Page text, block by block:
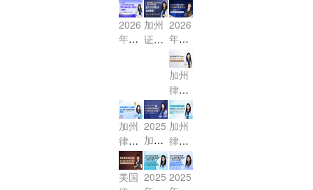
- 联
邦法
MBE
热进
行中-
MBE
验课
热进
行中
- MB
E合
同法
限时
体验
课！
月US
BAR
冲刺
班火
E民
诉法
限时
体验
课！
月US
BAR
冲刺
班开
制你
还有
4次
机
会！
月US
BAR
终极
冲
刺，
最后
2周
必做
事
项！
2026
年2
30天
冲刺
- 联
邦法
MBE
提分
大揭
加州
证据
e）
核心
考点
冲刺
课，
助力
2026
2026
年2
月美
国加
州律
师CA
BAR
考试
专享
会
加州
律考
信托
法
（Tr
ust
s）
核心
加州
律考
核心
小法
精
2025
加州
律考
代理
与合
加州
律考
公司
法高
效突
美国 2025 2025